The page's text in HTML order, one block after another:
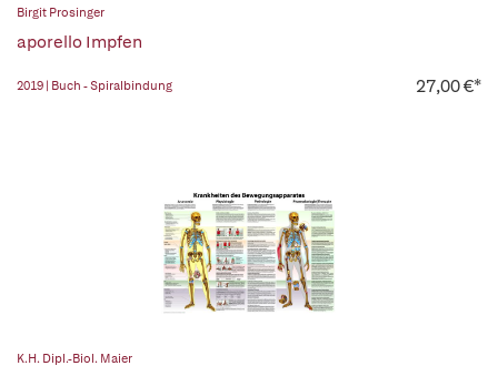
Birgit Prosinger
aporello Impfen
2019 | Buch - Spiralbindung 27,00 €*
K.H. Dipl.-Biol. Maier